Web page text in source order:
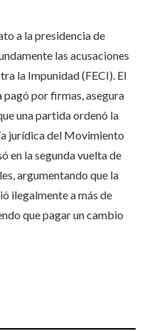
a la presidencia de
las acusaciones
la Impunidad (FECI). El
por firmas, asegura
una partida ordenó la
jurídica del Movimiento
en la segunda vuelta de
argumentando que la
ilegalmente a más de
que pagar un cambio